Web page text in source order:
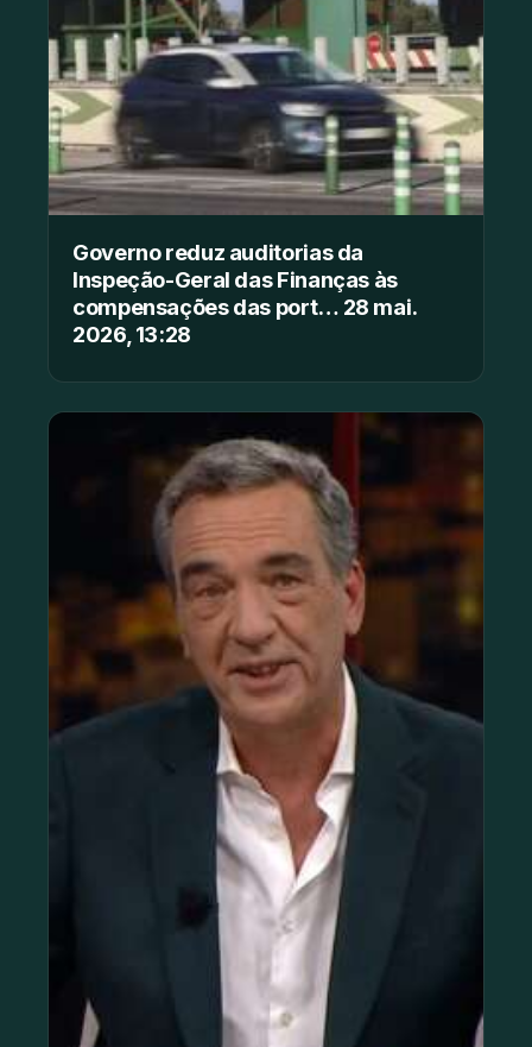
Governo reduz auditorias da
Inspeção-Geral das Finanças às
compensações das port… 28 mai.
2026, 13:28